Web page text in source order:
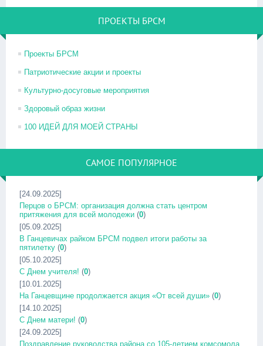
ПРОЕКТЫ БРСМ
Проекты БРСМ
Патриотические акции и проекты
Культурно-досуговые мероприятия
Здоровый образ жизни
100 ИДЕЙ ДЛЯ МОЕЙ СТРАНЫ
САМОЕ ПОПУЛЯРНОЕ
[24.09.2025]
Перцов о БРСМ: организация должна стать центром
притяжения для всей молодежи (0)
[05.09.2025]
В Ганцевичах райком БРСМ подвел итоги работы за
пятилетку (0)
[05.10.2025]
С Днем учителя! (0)
[10.01.2025]
На Ганцевщине продолжается акция «От всей души» (0)
[14.10.2025]
С Днем матери! (0)
[24.09.2025]
Поздравление руководства района со 105-летием комсомола